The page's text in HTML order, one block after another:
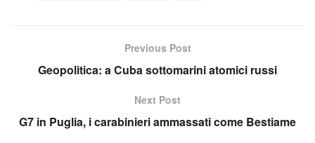
Previous Post
Geopolitica: a Cuba sottomarini atomici russi
Next Post
G7 in Puglia, i carabinieri ammassati come Bestiame